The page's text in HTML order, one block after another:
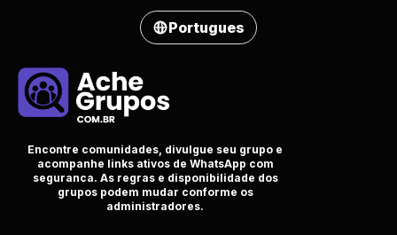
Portugues
Encontre comunidades, divulgue seu grupo e
acompanhe links ativos de WhatsApp com
seguranca. As regras e disponibilidade dos
grupos podem mudar conforme os
administradores.